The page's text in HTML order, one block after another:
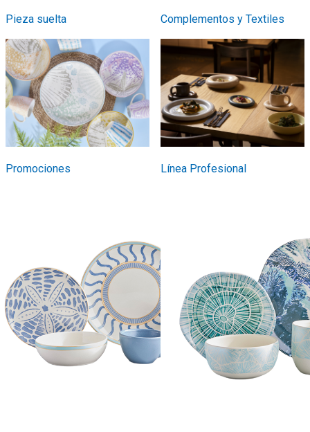
Pieza suelta Complementos y Textiles
Promociones Línea Profesional